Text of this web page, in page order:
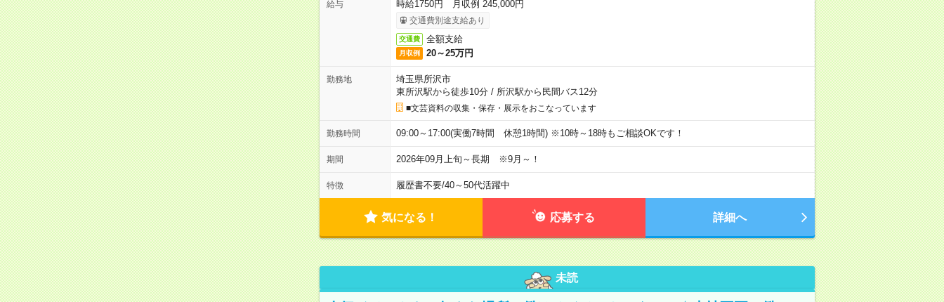
給与 時給1750円 月収例 245,000円
交通費別途支給あり
交通費 全額支給
月収例 20～25万円
勤務地
埼玉県所沢市
東所沢駅から徒歩10分/ 所沢駅から民間バス12分
■文芸資料の収集・保存・展示をおこなっています
勤務時間 09:00～17:00(実働7時間 休憩1時間) ※10時～18時もご相談OKです！
期間 2026年09月上旬～長期 ※9月～！
特徴 履歴書不要/40～50代活躍中
気になる！ 応募する 詳細へ
未読